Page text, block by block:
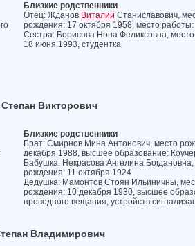
Близкие родственники
Отец: Жданов Виталий Станиславович,
рождения: 17 октября 1958, место работы:
Сестра: Борисова Нона Феликсовна,
18 июня 1993, студентка
Викторович
Близкие родственники
Брат: Смирнов Мина Антонович, место
декабря 1988, высшее образование:
Бабушка: Некрасова Ангелина
рождения: 11 октября 1924
Дедушка: Мамонтов Стоян Ильиничны,
рождения: 10 декабря 1930, высшее
проводного вещания, устройств
Владимирович